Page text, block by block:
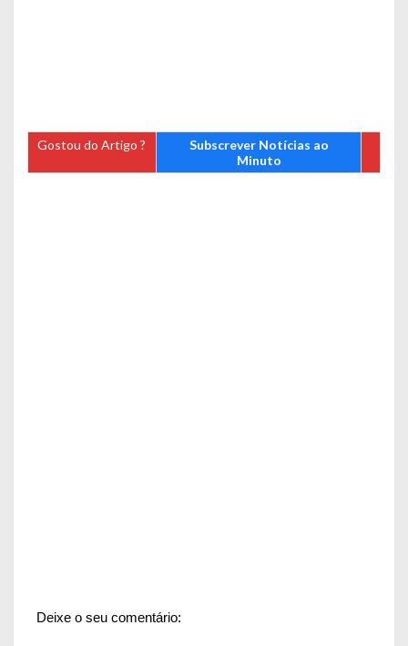
Gostou do Artigo ?
Subscrever Notícias ao
Minuto
Deixe o seu comentário: